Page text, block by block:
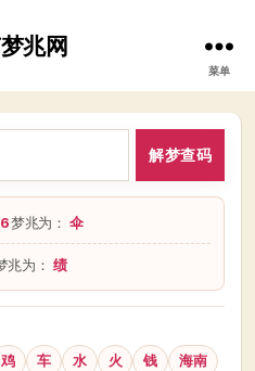
兆网
菜单
解梦查码
梦兆为：伞
兆为：绩
鸡 车 水 火 钱 海南